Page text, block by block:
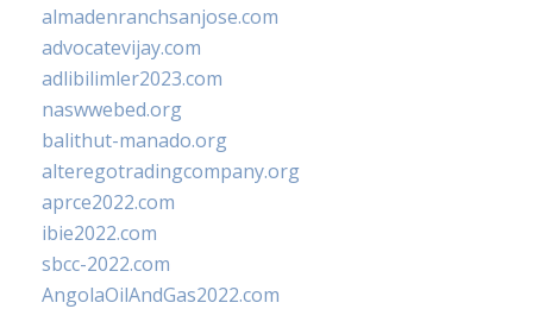
almadenranchsanjose.com
advocatevijay.com
adlibilimler2023.com
naswwebed.org
balithut-manado.org
alteregotradingcompany.org
aprce2022.com
ibie2022.com
sbcc-2022.com
AngolaOilAndGas2022.com